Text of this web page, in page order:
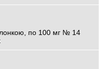
по 100 мг № 14